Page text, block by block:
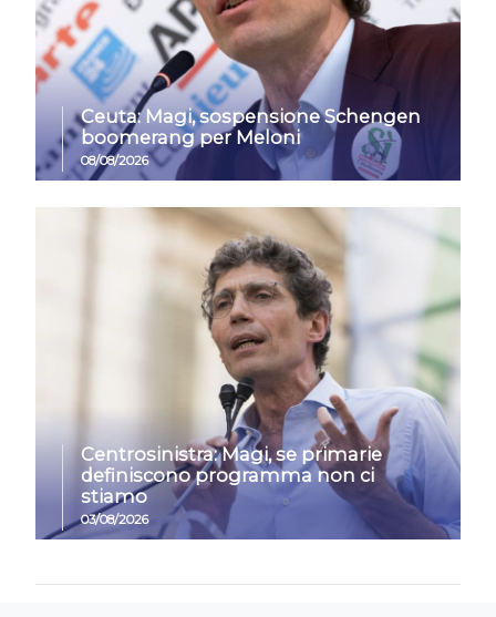
Ceuta: Magi, sospensione Schengen
boomerang per Meloni
08/08/2026
Centrosinistra: Magi, se primarie
definiscono programma non ci
stiamo
03/08/2026